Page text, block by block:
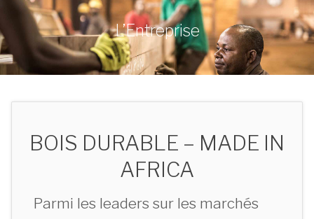
L’Entreprise
BOIS DURABLE – MADE IN
AFRICA
Parmi les leaders sur les marchés